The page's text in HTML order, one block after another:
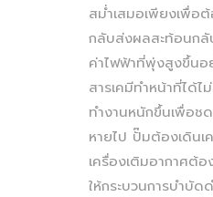
สม่ำเสมอเพียงเพื่อ
กลับส่งผลสะท้อนกลั
ค่าไฟฟ้าที่พุ่งสูงขึ้นอ
สารเคมีทำหน้าที่ได้
ทำงานหนักขึ้นเพื่อช
หายไป ปั๊มต้องเดินเ
เครื่องเติมอากาศต้
ให้กระบวนการบำบั